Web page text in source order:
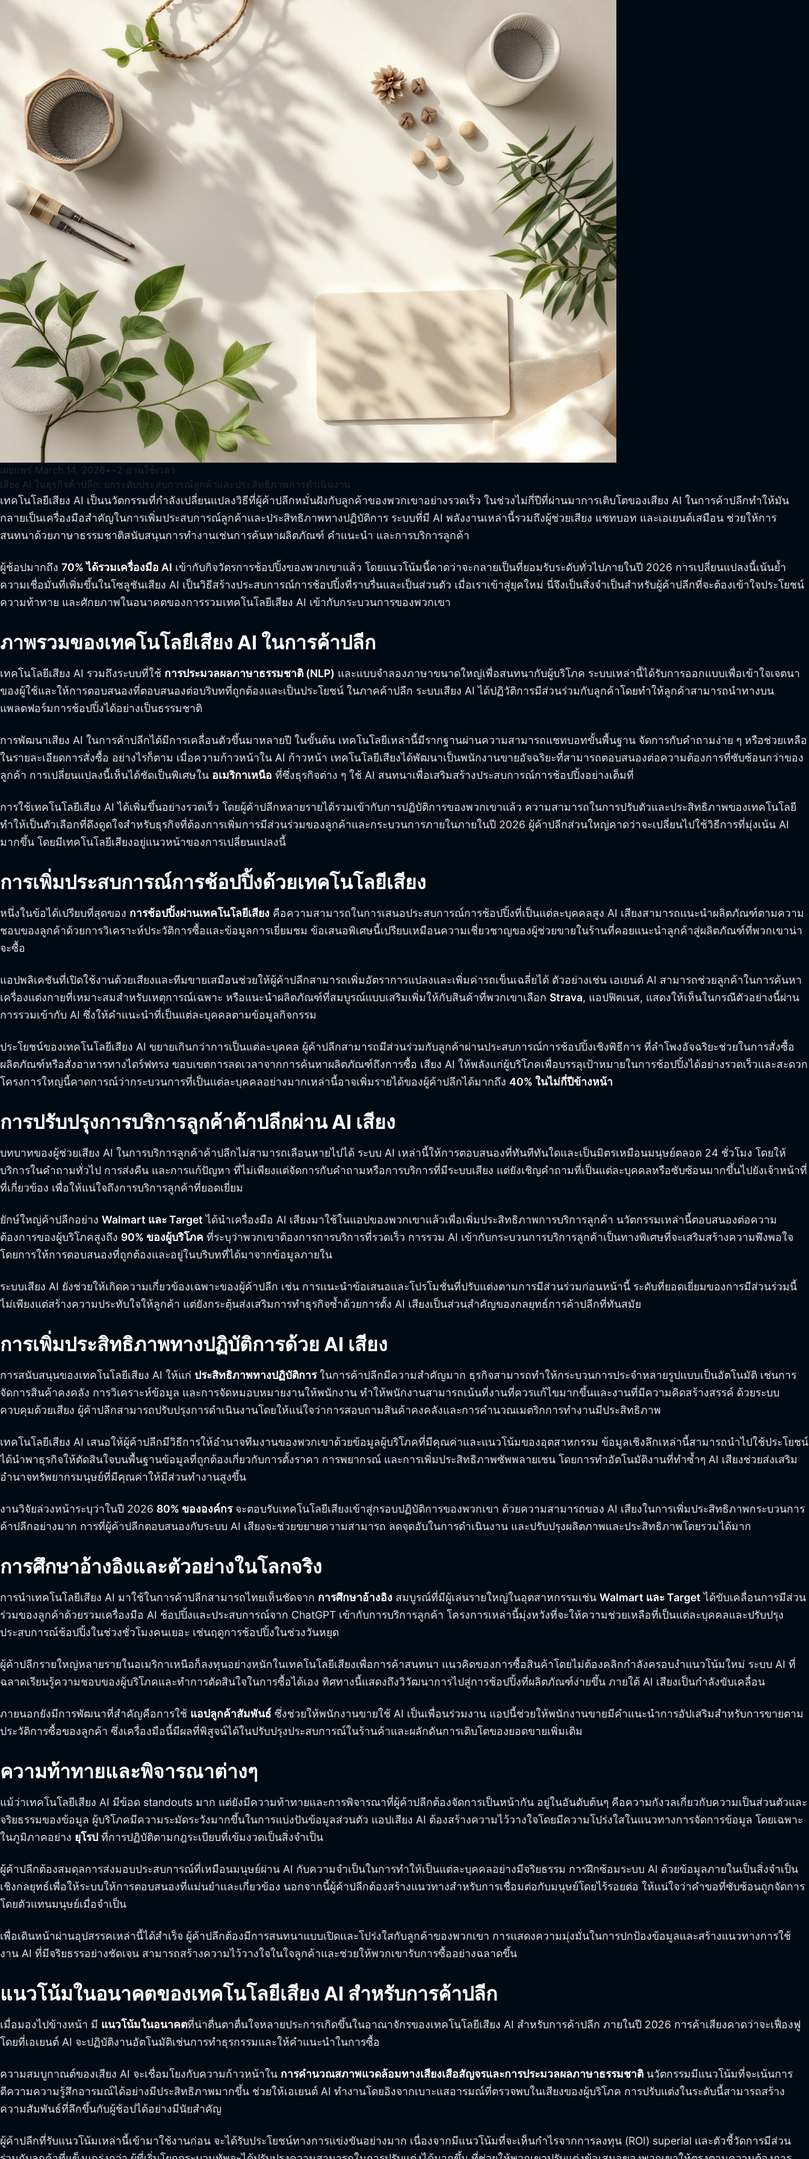
เผยแพร่ March 14, 2026• ~2 อ่านใช้เวลา
เสียง AI ในธุรกิจค้าปลีก: ยกระดับประสบการณ์ลูกค้าและประสิทธิภาพการดำเนินงาน
เทคโนโลยีเสียง AI เป็นนวัตกรรมที่กำลังเปลี่ยนแปลงวิธีที่ผู้ค้าปลีกหมั่นฝังกับลูกค้าของพวกเขาอย่างรวดเร็ว ในช่วงไม่กี่ปีที่ผ่านมาการเติบโตของเสียง AI ในการค้าปลีกทำให้มัน
กลายเป็นเครื่องมือสำคัญในการเพิ่มประสบการณ์ลูกค้าและประสิทธิภาพทางปฏิบัติการ ระบบที่มี AI พลังงานเหล่านี้รวมถึงผู้ช่วยเสียง แชทบอท และเอเยนต์เสมือน ช่วยให้การ
สนทนาด้วยภาษาธรรมชาติสนับสนุนการทำงานเช่นการค้นหาผลิตภัณฑ์ คำแนะนำ และการบริการลูกค้า
ผู้ช้อปมากถึง 70% ได้รวมเครื่องมือ AI เข้ากับกิจวัตรการช้อปปิ้งของพวกเขาแล้ว โดยแนวโน้มนี้คาดว่าจะกลายเป็นที่ยอมรับระดับทั่วไปภายในปี 2026 การเปลี่ยนแปลงนี้เน้นย้ำ
ความเชื่อมั่นที่เพิ่มขึ้นในโซลูชันเสียง AI เป็นวิธีสร้างประสบการณ์การช้อปปิ้งที่ราบรื่นและเป็นส่วนตัว เมื่อเราเข้าสู่ยุคใหม่ นี่จึงเป็นสิ่งจำเป็นสำหรับผู้ค้าปลีกที่จะต้องเข้าใจประโยชน์
ความท้าทาย และศักยภาพในอนาคตของการรวมเทคโนโลยีเสียง AI เข้ากับกระบวนการของพวกเขา
ภาพรวมของเทคโนโลยีเสียง AI ในการค้าปลีก
เทคโนโลยีเสียง AI รวมถึงระบบที่ใช้ การประมวลผลภาษาธรรมชาติ (NLP) และแบบจำลองภาษาขนาดใหญ่เพื่อสนทนากับผู้บริโภค ระบบเหล่านี้ได้รับการออกแบบเพื่อเข้าใจเจตนา
ของผู้ใช้และให้การตอบสนองที่ตอบสนองต่อบริบทที่ถูกต้องและเป็นประโยชน์ ในภาคค้าปลีก ระบบเสียง AI ได้ปฏิวัติการมีส่วนร่วมกับลูกค้าโดยทำให้ลูกค้าสามารถนำทางบน
แพลตฟอร์มการช้อปปิ้งได้อย่างเป็นธรรมชาติ
การพัฒนาเสียง AI ในการค้าปลีกได้มีการเคลื่อนตัวขึ้นมาหลายปี ในขั้นต้น เทคโนโลยีเหล่านี้มีรากฐานผ่านความสามารถแชทบอทขั้นพื้นฐาน จัดการกับคำถามง่าย ๆ หรือช่วยเหลือ
ในรายละเอียดการสั่งซื้อ อย่างไรก็ตาม เมื่อความก้าวหน้าใน AI ก้าวหน้า เทคโนโลยีเสียงได้พัฒนาเป็นพนักงานขายอัจฉริยะที่สามารถตอบสนองต่อความต้องการที่ซับซ้อนกว่าของ
ลูกค้า การเปลี่ยนแปลงนี้เห็นได้ชัดเป็นพิเศษใน อเมริกาเหนือ ที่ซึ่งธุรกิจต่าง ๆ ใช้ AI สนทนาเพื่อเสริมสร้างประสบการณ์การช้อปปิ้งอย่างเต็มที่
การใช้เทคโนโลยีเสียง AI ได้เพิ่มขึ้นอย่างรวดเร็ว โดยผู้ค้าปลีกหลายรายได้รวมเข้ากับการปฏิบัติการของพวกเขาแล้ว ความสามารถในการปรับตัวและประสิทธิภาพของเทคโนโลยี
ทำให้เป็นตัวเลือกที่ดึงดูดใจสำหรับธุรกิจที่ต้องการเพิ่มการมีส่วนร่วมของลูกค้าและกระบวนการภายในภายในปี 2026 ผู้ค้าปลีกส่วนใหญ่คาดว่าจะเปลี่ยนไปใช้วิธีการที่มุ่งเน้น AI
มากขึ้น โดยมีเทคโนโลยีเสียงอยู่แนวหน้าของการเปลี่ยนแปลงนี้
การเพิ่มประสบการณ์การช้อปปิ้งด้วยเทคโนโลยีเสียง
หนึ่งในข้อได้เปรียบที่สุดของ การช้อปปิ้งผ่านเทคโนโลยีเสียง คือความสามารถในการเสนอประสบการณ์การช้อปปิ้งที่เป็นแต่ละบุคคลสูง AI เสียงสามารถแนะนำผลิตภัณฑ์ตามความ
ชอบของลูกค้าด้วยการวิเคราะห์ประวัติการซื้อและข้อมูลการเยี่ยมชม ข้อเสนอพิเศษนี้เปรียบเหมือนความเชี่ยวชาญของผู้ช่วยขายในร้านที่คอยแนะนำลูกค้าสู่ผลิตภัณฑ์ที่พวกเขาน่า
จะซื้อ
แอปพลิเคชันที่เปิดใช้งานด้วยเสียงและทีมขายเสมือนช่วยให้ผู้ค้าปลีกสามารถเพิ่มอัตราการแปลงและเพิ่มค่ารถเข็นเฉลี่ยได้ ตัวอย่างเช่น เอเยนต์ AI สามารถช่วยลูกค้าในการค้นหา
เครื่องแต่งกายที่เหมาะสมสำหรับเหตุการณ์เฉพาะ หรือแนะนำผลิตภัณฑ์ที่สมบูรณ์แบบเสริมเพิ่มให้กับสินค้าที่พวกเขาเลือก Strava, แอปฟิตเนส, แสดงให้เห็นในกรณีตัวอย่างนี้ผ่าน
การรวมเข้ากับ AI ซึ่งให้คำแนะนำที่เป็นแต่ละบุคคลตามข้อมูลกิจกรรม
ประโยชน์ของเทคโนโลยีเสียง AI ขยายเกินกว่าการเป็นแต่ละบุคคล ผู้ค้าปลีกสามารถมีส่วนร่วมกับลูกค้าผ่านประสบการณ์การช้อปปิ้งเชิงพิธีการ ที่ลำโพงอัจฉริยะช่วยในการสั่งซื้อ
ผลิตภัณฑ์หรือสั่งอาหารทางไดร์ฟทรง ขอบเขตการลดเวลาจากการค้นหาผลิตภัณฑ์ถึงการซื้อ เสียง AI ให้พลังแก่ผู้บริโภคเพื่อบรรลุเป้าหมายในการช้อปปิ้งได้อย่างรวดเร็วและสะดวก
โครงการใหญ่นี้คาดการณ์ว่ากระบวนการที่เป็นแต่ละบุคคลอย่างมากเหล่านี้อาจเพิ่มรายได้ของผู้ค้าปลีกได้มากถึง 40% ในไม่กี่ปีข้างหน้า
การปรับปรุงการบริการลูกค้าค้าปลีกผ่าน AI เสียง
บทบาทของผู้ช่วยเสียง AI ในการบริการลูกค้าค้าปลีกไม่สามารถเลือนหายไปได้ ระบบ AI เหล่านี้ให้การตอบสนองที่ทันทีทันใดและเป็นมิตรเหมือนมนุษย์ตลอด 24 ชั่วโมง โดยให้
บริการในคำถามทั่วไป การส่งคืน และการแก้ปัญหา ที่ไม่เพียงแต่จัดการกับคำถามหรือการบริการที่มีระบบเสียง แต่ยังเชิญคำถามที่เป็นแต่ละบุคคลหรือซับซ้อนมากขึ้นไปยังเจ้าหน้าที่
ที่เกี่ยวข้อง เพื่อให้แน่ใจถึงการบริการลูกค้าที่ยอดเยี่ยม
ยักษ์ใหญ่ค้าปลีกอย่าง Walmart และ Target ได้นำเครื่องมือ AI เสียงมาใช้ในแอปของพวกเขาแล้วเพื่อเพิ่มประสิทธิภาพการบริการลูกค้า นวัตกรรมเหล่านี้ตอบสนองต่อความ
ต้องการของผู้บริโภคสูงถึง 90% ของผู้บริโภค ที่ระบุว่าพวกเขาต้องการการบริการที่รวดเร็ว การรวม AI เข้ากับกระบวนการบริการลูกค้าเป็นทางพิเศษที่จะเสริมสร้างความพึงพอใจ
โดยการให้การตอบสนองที่ถูกต้องและอยู่ในบริบทที่ได้มาจากข้อมูลภายใน
ระบบเสียง AI ยังช่วยให้เกิดความเกี่ยวข้องเฉพาะของผู้ค้าปลีก เช่น การแนะนำข้อเสนอและโปรโมชั่นที่ปรับแต่งตามการมีส่วนร่วมก่อนหน้านี้ ระดับที่ยอดเยี่ยมของการมีส่วนร่วมนี้
ไม่เพียงแต่สร้างความประทับใจให้ลูกค้า แต่ยังกระตุ้นส่งเสริมการทำธุรกิจซ้ำด้วยการตั้ง AI เสียงเป็นส่วนสำคัญของกลยุทธ์การค้าปลีกที่ทันสมัย
การเพิ่มประสิทธิภาพทางปฏิบัติการด้วย AI เสียง
การสนับสนุนของเทคโนโลยีเสียง AI ให้แก่ ประสิทธิภาพทางปฏิบัติการในการค้าปลีกมีความสำคัญมาก ธุรกิจสามารถทำให้กระบวนการประจำหลายรูปแบบเป็นอัตโนมัติ เช่นการ
จัดการสินค้าคงคลัง การวิเคราะห์ข้อมูล และการจัดหมอบหมายงานให้พนักงาน ทำให้พนักงานสามารถเน้นที่งานที่ควรแก้ไขมากขึ้นและงานที่มีความคิดสร้างสรรค์ ด้วยระบบ
ควบคุมด้วยเสียง ผู้ค้าปลีกสามารถปรับปรุงการดำเนินงานโดยให้แน่ใจว่าการสอบถามสินค้าคงคลังและการคำนวณเมตริกการทำงานมีประสิทธิภาพ
เทคโนโลยีเสียง AI เสนอให้ผู้ค้าปลีกมีวิธีการให้อำนาจทีมงานของพวกเขาด้วยข้อมูลผู้บริโภคที่มีคุณค่าและแนวโน้มของอุตสาหกรรม ข้อมูลเชิงลึกเหล่านี้สามารถนำไปใช้ประโยชน์
ได้นำพาธุรกิจให้ตัดสินใจบนพื้นฐานข้อมูลที่ถูกต้องเกี่ยวกับการตั้งราคา การพยากรณ์ และการเพิ่มประสิทธิภาพซัพพลายเชน โดยการทำอัตโนมัติงานที่ทำซ้ำๆ AI เสียงช่วยส่งเสริม
อำนาจทรัพยากรมนุษย์ที่มีคุณค่าให้มีส่วนทำงานสูงขึ้น
งานวิจัยล่วงหน้าระบุว่าในปี 2026 80% ขององค์กรจะตอบรับเทคโนโลยีเสียงเข้าสู่กรอบปฏิบัติการของพวกเขา ด้วยความสามารถของ AI เสียงในการเพิ่มประสิทธิภาพกระบวนการ
ค้าปลีกอย่างมาก การที่ผู้ค้าปลีกตอบสนองกับระบบ AI เสียงจะช่วยขยายความสามารถ ลดจุดอับในการดำเนินงาน และปรับปรุงผลิตภาพและประสิทธิภาพโดยรวมได้มาก
การศึกษาอ้างอิงและตัวอย่างในโลกจริง
การนำเทคโนโลยีเสียง AI มาใช้ในการค้าปลีกสามารถไทยเห็นชัดจาก การศึกษาอ้างอิง สมบูรณ์ที่มีผู้เล่นรายใหญ่ในอุตสาหกรรมเช่น Walmart และ Target ได้ขับเคลื่อนการมีส่วน
ร่วมของลูกค้าด้วยรวมเครื่องมือ AI ช้อปปิ้งและประสบการณ์จาก ChatGPT เข้ากับการบริการลูกค้า โครงการเหล่านี้มุ่งหวังที่จะให้ความช่วยเหลือที่เป็นแต่ละบุคคลและปรับปรุง
ประสบการณ์ช้อปปิ้งในช่วงชั่วโมงคนเยอะ เช่นฤดูการช้อปปิ้งในช่วงวันหยุด
ผู้ค้าปลีกรายใหญ่หลายรายในอเมริกาเหนือก็ลงทุนอย่างหนักในเทคโนโลยีเสียงเพื่อการค้าสนทนา แนวคิดของการซื้อสินค้าโดยไม่ต้องคลิกกำลังครอบงำแนวโน้มใหม่ ระบบ AI ที่
ฉลาดเรียนรู้ความชอบของผู้บริโภคและทำการตัดสินใจในการซื้อได้เอง ทิศทางนี้แสดงถึงวิวัฒนาการไปสู่การช้อปปิ้งที่ผลิตภัณฑ์ง่ายขึ้น ภายใต้ AI เสียงเป็นกำลังขับเคลื่อน
ภายนอกยังมีการพัฒนาที่สำคัญคือการใช้ แอปลูกค้าสัมพันธ์ ซึ่งช่วยให้พนักงานขายใช้ AI เป็นเพื่อนร่วมงาน แอปนี้ช่วยให้พนักงานขายมีคำแนะนำการอัปเสริมสำหรับการขายตาม
ประวัติการซื้อของลูกค้า ซึ่งเครื่องมือนี้มีผลที่พิสูจน์ได้ในปรับปรุงประสบการณ์ในร้านค้าและผลักดันการเติบโตของยอดขายเพิ่มเติม
ความท้าทายและพิจารณาต่างๆ
แม้ว่าเทคโนโลยีเสียง AI มีข้อด standouts มาก แต่ยังมีความท้าทายและการพิจารณาที่ผู้ค้าปลีกต้องจัดการเป็นหน้ากัน อยู่ในอันดับต้นๆ คือความกังวลเกี่ยวกับความเป็นส่วนตัวและ
จริยธรรมของข้อมูล ผู้บริโภคมีความระมัดระวังมากขึ้นในการแบ่งปันข้อมูลส่วนตัว แอปเสียง AI ต้องสร้างความไว้วางใจโดยมีความโปร่งใสในแนวทางการจัดการข้อมูล โดยเฉพาะ
ในภูมิภาคอย่าง ยุโรป ที่การปฏิบัติตามกฎระเบียบที่เข้มงวดเป็นสิ่งจำเป็น
ผู้ค้าปลีกต้องสมดุลการส่งมอบประสบการณ์ที่เหมือนมนุษย์ผ่าน AI กับความจำเป็นในการทำให้เป็นแต่ละบุคคลอย่างมีจริยธรรม การฝึกซ้อมระบบ AI ด้วยข้อมูลภายในเป็นสิ่งจำเป็น
เชิงกลยุทธ์เพื่อให้ระบบให้การตอบสนองที่แม่นยำและเกี่ยวข้อง นอกจากนี้ผู้ค้าปลีกต้องสร้างแนวทางสำหรับการเชื่อมต่อกับมนุษย์โดยไร้รอยต่อ ให้แน่ใจว่าคำขอที่ซับซ้อนถูกจัดการ
โดยตัวแทนมนุษย์เมื่อจำเป็น
เพื่อเดินหน้าผ่านอุปสรรคเหล่านี้ได้สำเร็จ ผู้ค้าปลีกต้องมีการสนทนาแบบเปิดและโปร่งใสกับลูกค้าของพวกเขา การแสดงความมุ่งมั่นในการปกป้องข้อมูลและสร้างแนวทางการใช้
งาน AI ที่มีจริยธรรอย่างชัดเจน สามารถสร้างความไว้วางใจในใจลูกค้าและช่วยให้พวกเขารับการซื้ออย่างฉลาดขึ้น
แนวโน้มในอนาคตของเทคโนโลยีเสียง AI สำหรับการค้าปลีก
เมื่อมองไปข้างหน้า มี แนวโน้มในอนาคตที่น่าตื่นตาตื่นใจหลายประการเกิดขึ้นในอาณาจักรของเทคโนโลยีเสียง AI สำหรับการค้าปลีก ภายในปี 2026 การค้าเสียงคาดว่าจะเฟื่องฟู
โดยที่เอเยนต์ AI จะปฏิบัติงานอัตโนมัติเช่นการทำธุรกรรมและให้คำแนะนำในการซื้อ
ความสมบูกาณต์ของเสียง AI จะเชื่อมโยงกับความก้าวหน้าใน การคำนวณสภาพแวดล้อมทางเสียงเสือสัญจรและการประมวลผลภาษาธรรมชาติ นวัตกรรมมีแนวโน้มที่จะเน้นการ
ตีความความรู้สึกอารมณ์ได้อย่างมีประสิทธิภาพมากขึ้น ช่วยให้เอเยนต์ AI ทำงานโดยอิงจากเบาะแสอารมณ์ที่ตรวจพบในเสียงของผู้บริโภค การปรับแต่งในระดับนี้สามารถสร้าง
ความสัมพันธ์ที่ลึกขึ้นกับผู้ช้อปได้อย่างมีนัยสำคัญ
ผู้ค้าปลีกที่รับแนวโน้มเหล่านี้เข้ามาใช้งานก่อน จะได้รับประโยชน์ทางการแข่งขันอย่างมาก เนื่องจากมีแนวโน้มที่จะเห็นกำไรจากการลงทุน (ROI) superial และตัวชี้วัดการมีส่วน